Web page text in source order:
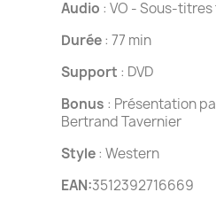
Audio : VO - Sous-
Durée: 77 min
Support : DVD
Bonus : Présentation
Bertrand Tavernier
Style: Western
EAN:3512392716669